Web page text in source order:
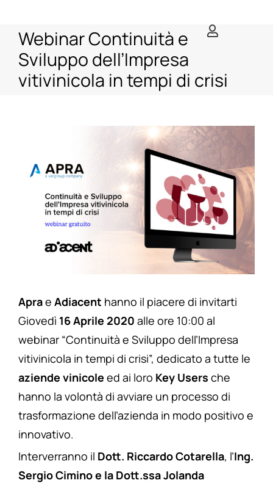
contenuto
Webinar Continuità e
Sviluppo dell’Impresa
vitivinicola in tempi di crisi
Aprae Adiacent hanno il piacere di invitarti
Giovedì 16 Aprile 2020 alle ore 10:00 al
webinar “Continuità e Sviluppo dell’Impresa
vitivinicola in tempi di crisi”, dedicato a tutte le
aziende vinicole ed ai loro Key Users che
hanno la volontà di avviare un processo di
trasformazione dell’azienda in modo positivo e
innovativo.
Interverranno il Dott. Riccardo Cotarella, l’Ing.
Sergio Cimino e la Dott.ssa Jolanda